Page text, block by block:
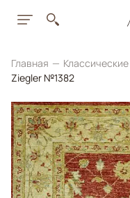
Главная Классические
Ziegler №1382